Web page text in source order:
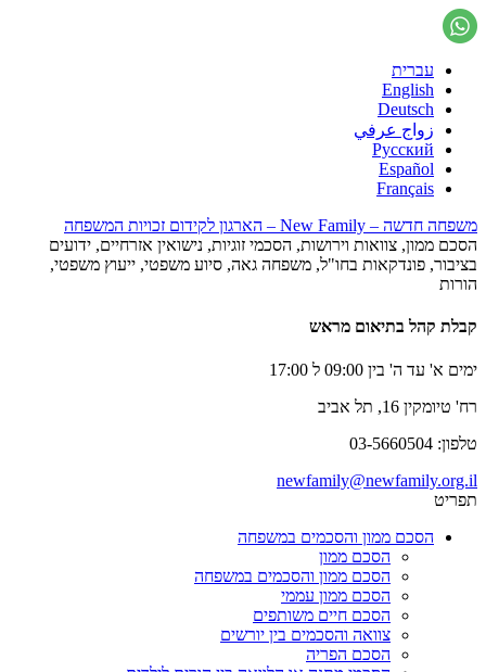
עברית
English
Deutsch
زواج عرفي
Русский
Español
Français
משפחה חדשה – New Family – הארגון לקידום זכויות המשפחה
הסכם ממון, צוואות וירושות, הסכמי זוגיות, נישואין אזרחיים, ידועים
בציבור, פונדקאות בחו"ל, משפחה גאה, סיוע משפטי, ייעוץ משפטי,
הורות
קבלת קהל בתיאום מראש
ימים א' עד ה' בין 09:00 ל 17:00
רח' טיומקין 16, תל אביב
טלפון: 03-5660504
newfamily@newfamily.org.il
תפריט
הסכם ממון והסכמים במשפחה
הסכם ממון
הסכם ממון והסכמים במשפחה
הסכם ממון עממי
הסכם חיים משותפים
צוואה והסכמים בין יורשים
הסכם הפריה